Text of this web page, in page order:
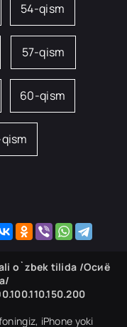
54-qism
57-qism
60-qism
o`zbek tilida /Осиё
iPhone yoki